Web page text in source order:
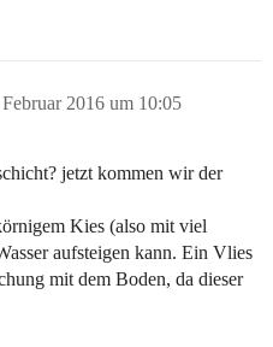
2016 um 10:05
jetzt kommen wir der
Kies (also mit viel
aufsteigen kann. Ein Vlies
mit dem Boden, da dieser